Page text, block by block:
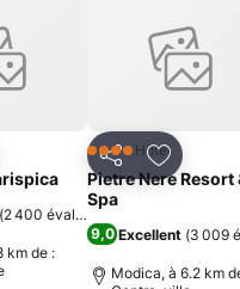
à mes favoris
(2 400 évaluations
km de :
PartagerAjouter
4 ÉtoilesHôtel
Pietre Nere Resort
Spa
9,0 Excellent (3 009
Modica, à 6.2 km